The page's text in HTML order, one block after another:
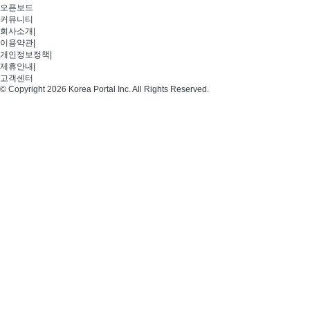
오픈보드
커뮤니티
회사소개
이용약관
개인정보정책
제휴안내
고객센터
© Copyright 2026 Korea Portal Inc. All Rights Reserved.